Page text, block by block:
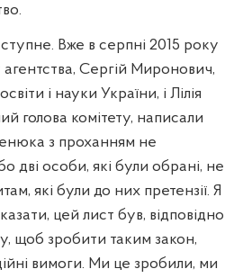
Вже в серпні 2015 року
агентства, Сергій Миронович,
і науки України, і Лілія
голова комітету, написали
з проханням не
дві особи, які були обрані, не
які були до них претензії. Я
цей лист був, відповідно
щоб зробити таким закон,
вимоги. Ми це зробили, ми